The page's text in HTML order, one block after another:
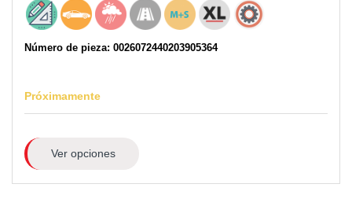
Número de pieza: 0026072440203905364
Próximamente
Ver opciones